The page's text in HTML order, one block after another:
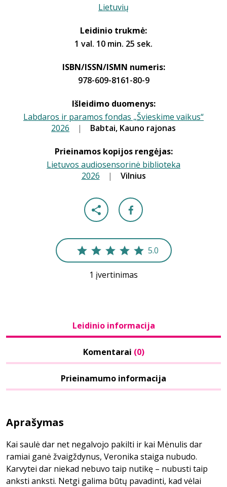
Lietuvių
Leidinio trukmė:
1 val. 10 min. 25 sek.
ISBN/ISSN/ISMN numeris:
978-609-8161-80-9
Išleidimo duomenys:
Labdaros ir paramos fondas „Švieskime vaikus“
|
2026 | Babtai, Kauno rajonas
Prieinamos kopijos rengėjas:
Lietuvos audiosensorinė biblioteka
2026 | Vilnius
5.0
1 įvertinimas
Leidinio informacija
Komentarai (0)
Prieinamumo informacija
Aprašymas
Kai saulė dar net negalvojo pakilti ir kai Mėnulis dar
ramiai ganė žvaigždynus, Veronika staiga nubudo.
Karvytei dar niekad nebuvo taip nutikę – nubusti taip
anksti anksti. Netgi galima būtų pavadinti, kad vėlai